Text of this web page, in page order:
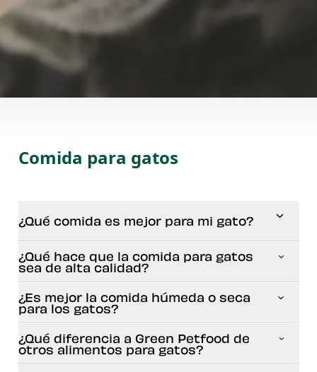
Comida para gatos
¿Qué comida es mejor para mi gato?
¿Qué hace que la comida para gatos
sea de alta calidad?
¿Es mejor la comida húmeda o seca
para los gatos?
¿Qué diferencia a Green Petfood de
otros alimentos para gatos?